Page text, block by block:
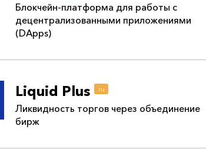
Блокчейн-платформа для работы с
децентрализованными приложениями
(DApps)
Liquid Plus ru
Ликвидность торгов через объединение
бирж